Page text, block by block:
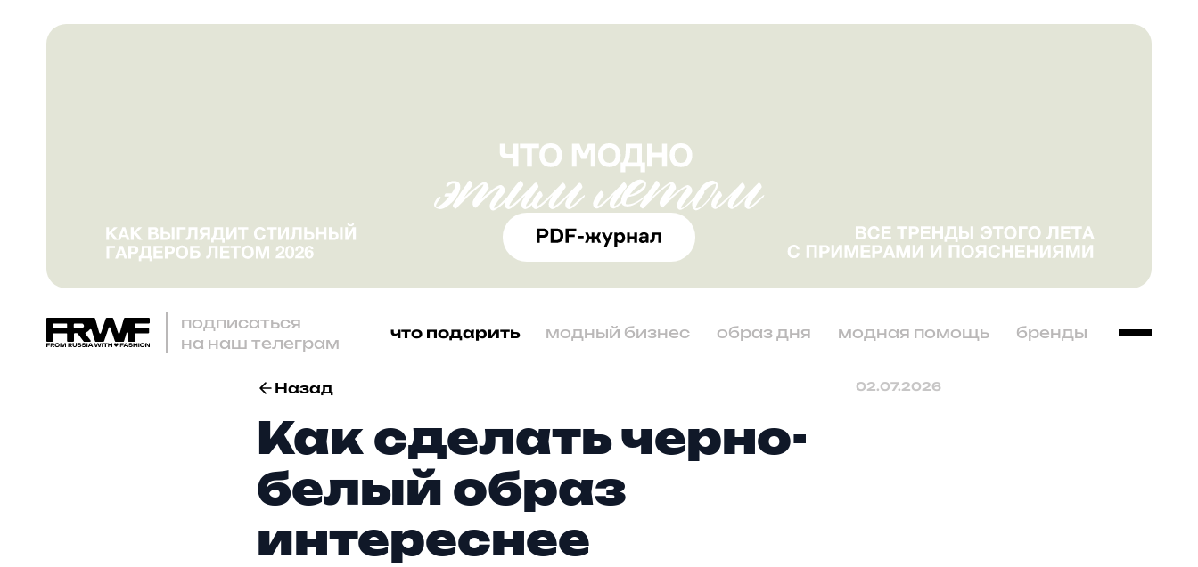
подписаться
на наш телеграм
что подарить модный бизнес образ дня модная помощь бренды
Назад 02.07.2026
Как сделать черно-
белый образ
интереснее